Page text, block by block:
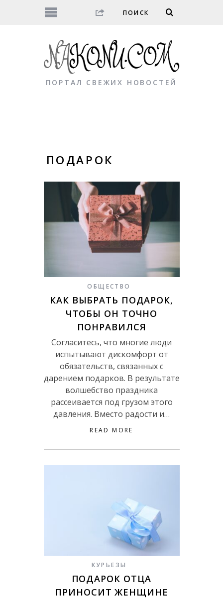
ПОРТАЛ СВЕЖИХ НОВОСТЕЙ
ПОДАРОК
ОБЩЕСТВО
КАК ВЫБРАТЬ ПОДАРОК,
ЧТОБЫ ОН ТОЧНО
ПОНРАВИЛСЯ
Согласитесь, что многие люди
испытывают дискомфорт от
обязательств, связанных с
дарением подарков. В результате
волшебство праздника
рассеивается под грузом этого
давления. Вместо радости и…
READ MORE
КУРЬЕЗЫ
ПОДАРОК ОТЦА
ПРИНОСИТ ЖЕНЩИНЕ